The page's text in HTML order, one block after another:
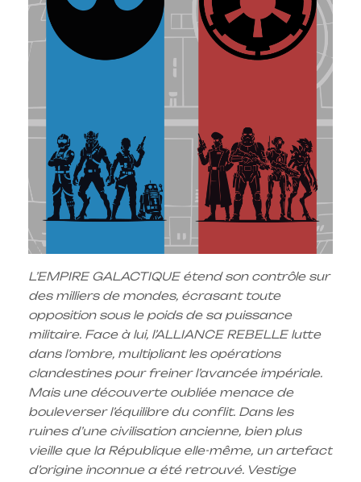
L’EMPIRE GALACTIQUE étend son contrôle sur
des milliers de mondes, écrasant toute
opposition sous le poids de sa puissance
militaire. Face à lui, l’ALLIANCE REBELLE lutte
dans l’ombre, multipliant les opérations
clandestines pour freiner l’avancée impériale.
Mais une découverte oubliée menace de
bouleverser l’équilibre du conflit. Dans les
ruines d’une civilisation ancienne, bien plus
vieille que la République elle-même, un artefact
d’origine inconnue a été retrouvé. Vestige